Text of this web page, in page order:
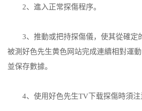
2、進入正常探傷程序。
3、推動或把持探傷儀，使其從確定
被測好色先生黄色网站完成連續相對運
並保存數據。
4、使用好色先生TV下载探傷時須注